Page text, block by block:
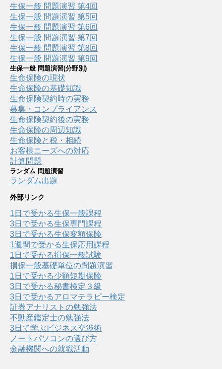
生保一般 問題演習 第4回
生保一般 問題演習 第5回
生保一般 問題演習 第6回
生保一般 問題演習 第7回
生保一般 問題演習 第8回
生保一般 問題演習 第9回
生保一般 問題演習(分野別)
生命保険の現状
生命保険の基礎知識
生命保険契約時の実務
募集・コンプライアンス
生命保険契約後の実務
生命保険の周辺知識
生命保険と税・相続
お客様ニーズへの対応
計算問題
ランダム 問題演習
ランダム出題
外部リンク
1日で受かる生保一般課程
3日で受かる生保専門課程
3日で受かる生保変額保険
1週間で受かる生保応用課程
1日で受かる損保一般試験
損保一般基礎単位の問題演習
1日で受かる少額短期保険
3日で受かる秘書検定３級
3日で受かるアロマテラピー検定
証券アナリストの勉強法
不動産鑑定士の勉強法
3日で学ぶビジネス交渉術
ノートパソコンの選び方
金融機関への就職活動